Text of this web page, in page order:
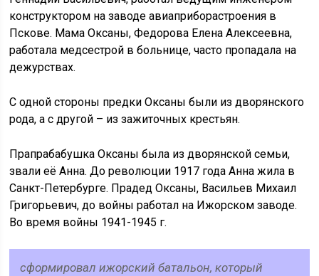
конструктором на заводе авиаприборастроения в
Пскове. Мама Оксаны, Федорова Елена Алексеевна,
работала медсестрой в больнице, часто пропадала на
дежурствах.
С одной стороны предки Оксаны были из дворянского
рода, а с другой – из зажиточных крестьян.
Прапрабабушка Оксаны была из дворянской семьи,
звали её Анна. До революции 1917 года Анна жила в
Санкт-Петербурге. Прадед Оксаны, Васильев Михаил
Григорьевич, до войны работал на Ижорском заводе.
Во время войны 1941-1945 г.
сформировал ижорский батальон, который